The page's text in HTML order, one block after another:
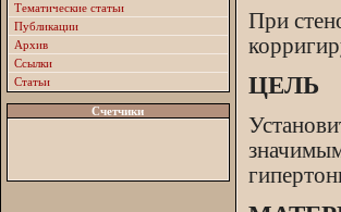
Тематические статьи
Публикации
Архив
Ссылки
Статьи
Счетчики
При
ЦЕЛЬ